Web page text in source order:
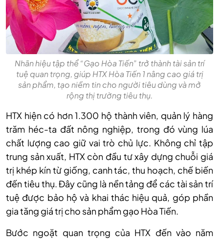
Nhãn hiệu tập thể “Gạo Hòa Tiến” trở thành tài sản trí
tuệ quan trọng, giúp HTX Hòa Tiến 1 nâng cao giá trị
sản phẩm, tạo niềm tin cho người tiêu dùng và mở
rộng thị trường tiêu thụ.
HTX hiện có hơn 1.300 hộ thành viên, quản lý hàng
trăm héc-ta đất nông nghiệp, trong đó vùng lúa
chất lượng cao giữ vai trò chủ lực. Không chỉ tập
trung sản xuất, HTX còn đầu tư xây dựng chuỗi giá
trị khép kín từ giống, canh tác, thu hoạch, chế biến
đến tiêu thụ. Đây cũng là nền tảng để các tài sản trí
tuệ được bảo hộ và khai thác hiệu quả, góp phần
gia tăng giá trị cho sản phẩm gạo Hòa Tiến.
Bước ngoặt quan trọng của HTX đến vào năm